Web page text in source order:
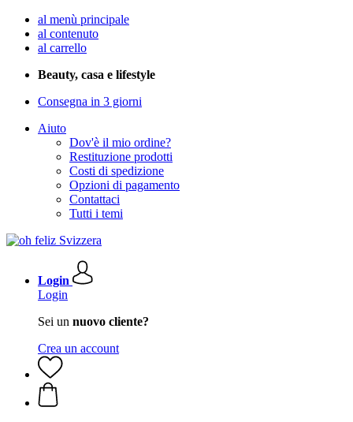
al menù principale
al contenuto
al carrello
Beauty, casa e lifestyle
Consegna in 3 giorni
Aiuto
Dov'è il mio ordine?
Restituzione prodotti
Costi di spedizione
Opzioni di pagamento
Contattaci
Tutti i temi
Login
Login
Sei un nuovo cliente?
Crea un account